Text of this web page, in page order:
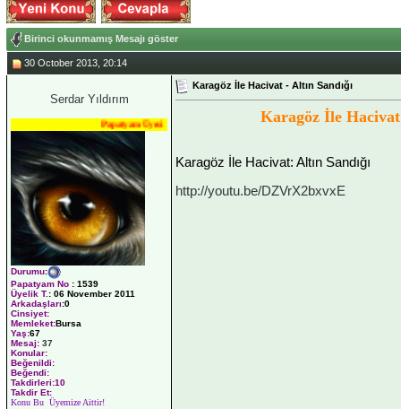
Birinci okunmamış Mesajı göster
30 October 2013, 20:14
Serdar Yıldırım
Papatyam Üyesi
Durumu:
Papatyam No : 1539
Üyelik T.: 06 November 2011
Arkadaşları:0
Cinsiyet:
Memleket:Bursa
Yaş:67
Mesaj: 37
Konular:
Beğenildi:
Beğendi:
Takdirleri:10
Takdir Et:
Konu Bu Üyemize Aittir!
Karagöz İle Hacivat - Altın Sandığı
Karagöz İle Hacivat
Karagöz İle Hacivat: Altın Sandığı
http://youtu.be/DZVrX2bxvxE